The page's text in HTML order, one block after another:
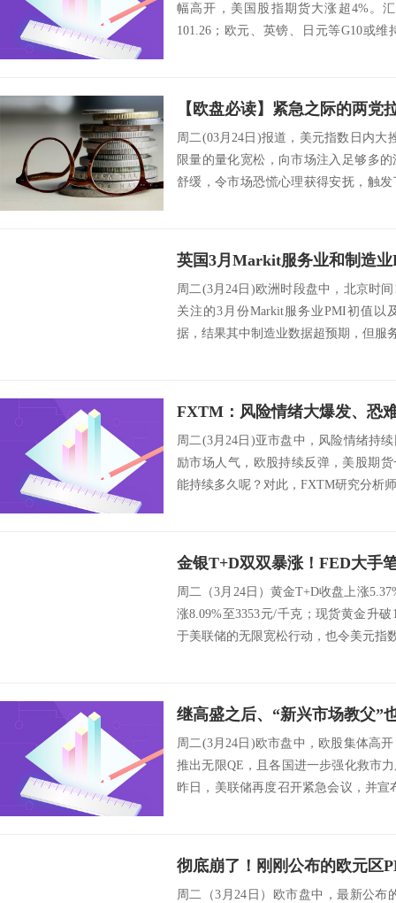
幅高开，美国股指期货大涨超4%。
101.26；欧元、英镑、日元等G10或
周二(03月24日)报道，美元指数日内大
限量的量化宽松，向市场注入足够多
舒缓，令市场恐慌心理获得安抚，触
周二(3月24日)欧洲时段盘中，北京时
关注的3月份Markit服务业PMI初值以
据，结果其中制造业数据超预期，但服
周二(3月24日)亚市盘中，风险情绪持
励市场人气，欧股持续反弹，美股期
能持续多久呢？对此，FXTM研究分析
周二（3月24日）黄金T+D收盘上涨
涨8.09%至3353元/千克；现货黄金升
于美联储的无限宽松行动，也令美元指
周二(3月24日)欧市盘中，欧股集体高
推出无限QE，且各国进一步强化救市
昨日，美联储再度召开紧急会议，并
周二（3月24日）欧市盘中，最新公布